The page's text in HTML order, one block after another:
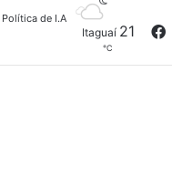
Política de I.A
Itaguaí 21
℃